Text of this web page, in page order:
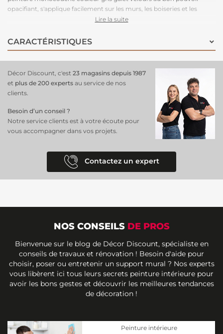
opacifiant, s'applique facilement sur les murs, les boiseries et les
radiateurs. Dotée d'une formule qui purifie l'air intérieur, cette
Lire la suite
CARACTÉRISTIQUES
Décor Discount, c'est 23 magasins depuis 1987
et plus de 200 experts au service de nos
clients.
Besoin d’un conseil ?
Notre service clients est à votre écoute pour
vous accompagner dans vos projets.
Contactez un expert
NOS CONSEILS DE PROS
Bienvenue sur le blog de Décor Discount, spécialiste en
conseils de travaux et rénovation ! Besoin d'aide pour
choisir, poser ou entretenir un support mural ? Nos experts
vous libèrent ici tous leurs secrets peinture intérieure pour
avoir les bons gestes et découvrir les meilleures tendances
de décoration !
Peinture intérieure